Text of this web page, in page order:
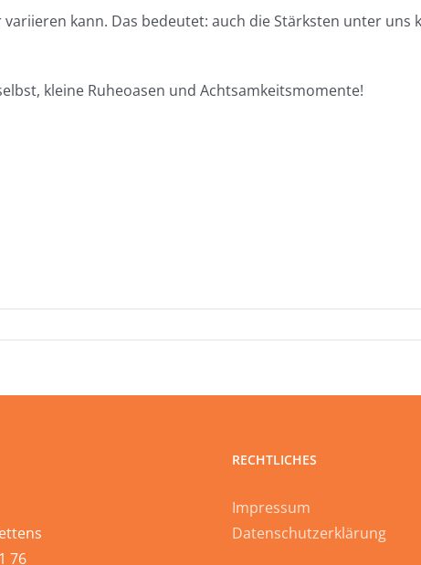
kann. Das bedeutet: auch die Stärksten unter uns
kleine Ruheoasen und Achtsamkeitsmomente!
76
RECHTLICHES
Impressum
Datenschutzerklärung